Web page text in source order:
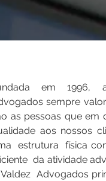
em 1996, a
sempre
as pessoas que em
aos nossos
estrutura física
da atividade
Advogados